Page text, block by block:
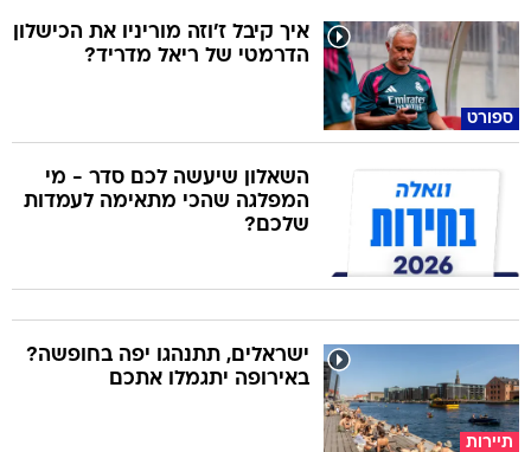
ספורט
איך קיבל ז'וזה מוריניו את הכישלון
הדרמטי של ריאל מדריד?
השאלון שיעשה לכם סדר - מי
המפלגה שהכי מתאימה לעמדות
שלכם?
תיירות
ישראלים, תתנהגו יפה בחופשה?
באירופה יתגמלו אתכם